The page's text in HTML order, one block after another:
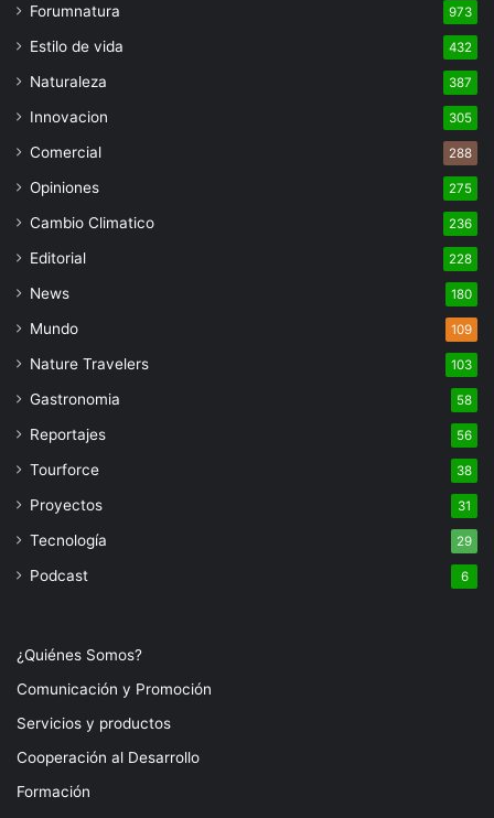
Forumnatura 973
Estilo de vida 432
Naturaleza 387
Innovacion 305
Comercial 288
Opiniones 275
Cambio Climatico 236
Editorial 228
News 180
Mundo 109
Nature Travelers 103
Gastronomia 58
Reportajes 56
Tourforce 38
Proyectos 31
Tecnología 29
Podcast 6
¿Quiénes Somos?
Comunicación y Promoción
Servicios y productos
Cooperación al Desarrollo
Formación